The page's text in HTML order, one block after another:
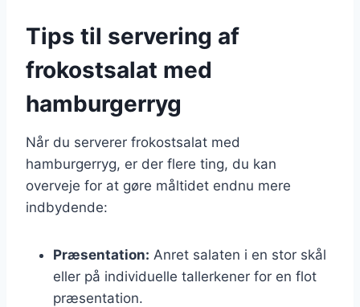
Tips til servering af
frokostsalat med
hamburgerryg
Når du serverer frokostsalat med
hamburgerryg, er der flere ting, du kan
overveje for at gøre måltidet endnu mere
indbydende:
Præsentation: Anret salaten i en stor skål
eller på individuelle tallerkener for en flot
præsentation.